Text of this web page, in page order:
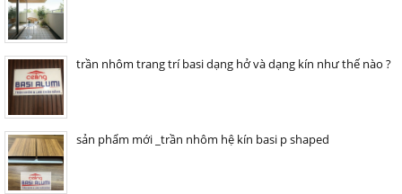
trần nhôm trang trí basi dạng hở và dạng kín như thế nào ?
sản phẩm mới _trần nhôm hệ kín basi p shaped